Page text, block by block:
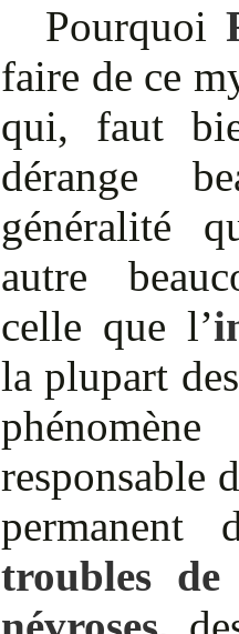
Pourquoi
faire de ce
qui, faut
dérange
généralité
autre
celle que l’
la plupart
responsable
permanent
troubles de